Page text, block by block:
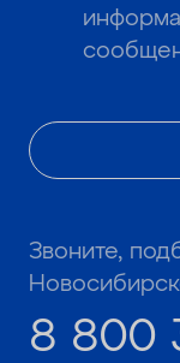
Звоните,
8 800